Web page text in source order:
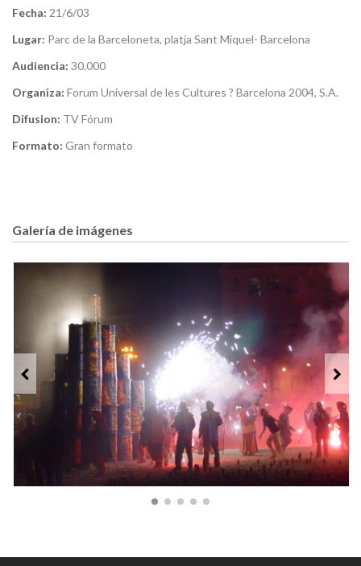
Fecha: 21/6/03
Lugar: Parc de la Barceloneta, platja Sant Miquel- Barcelona
Audiencia: 30.000
Organiza: Forum Universal de les Cultures ? Barcelona 2004, S.A.
Difusion: TV Fórum
Formato: Gran formato
Galería de imágenes